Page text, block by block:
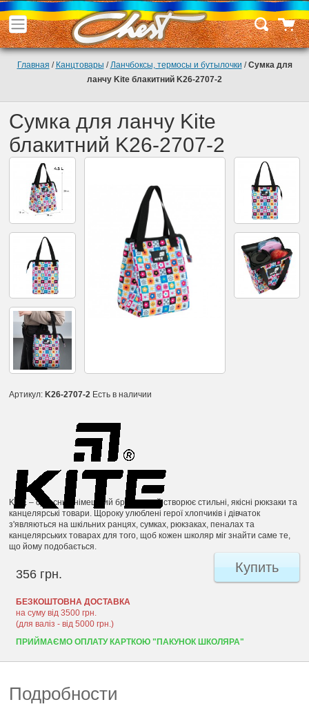
Главная / Канцтовары /Ланчбоксы, термосы и бутылочки /Сумка для
ланчу Kite блакитний K26-2707-2
Сумка для ланчу Kite
блакитний K26-2707-2
Артикул: K26-2707-2 Есть в наличии
KITE – сучасний німецький бренд, який створює стильні, якісні рюкзаки та
канцелярські товари. Щороку улюблені герої хлопчиків і дівчаток
з'являються на шкільних ранцях, сумках, рюкзаках, пеналах та
канцелярських товарах для того, щоб кожен школяр міг знайти саме те,
що йому подобається.
356 грн. Купить
БЕЗКОШТОВНА ДОСТАВКА
на суму від 3500 грн.
(для валіз - від 5000 грн.)
ПРИЙМАЄМО ОПЛАТУ КАРТКОЮ "ПАКУНОК ШКОЛЯРА"
Подробности